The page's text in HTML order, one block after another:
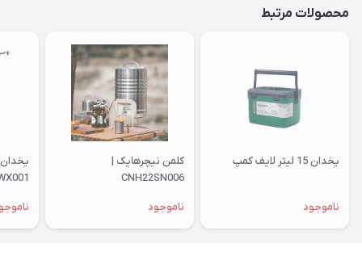
محصولات مرتبط
یخدان 15 لیتر لایف کمپ
ناموجود
کلمن نیچرهایک |
CNH22SN006
ناموجود